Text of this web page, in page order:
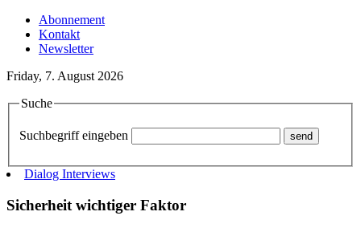
Abonnement
Kontakt
Newsletter
Friday, 7. August 2026
Suche
Suchbegriff eingeben
Dialog Interviews
Sicherheit wichtiger Faktor